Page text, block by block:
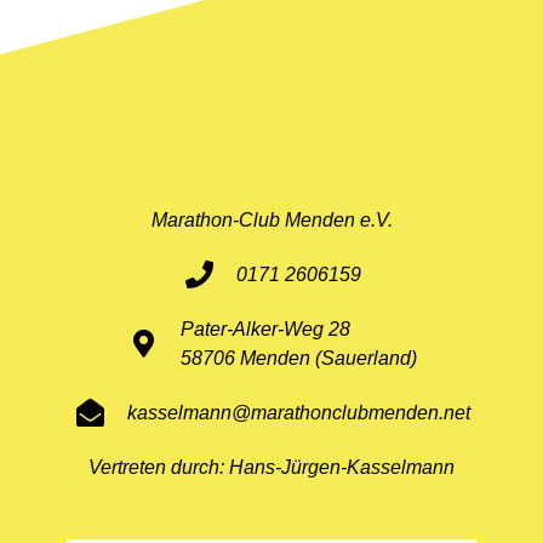
Marathon-Club Menden e.V.
0171 2606159
Pater-Alker-Weg 28
58706 Menden (Sauerland)
kasselmann@marathonclubmenden.net
Vertreten durch: Hans-Jürgen-Kasselmann